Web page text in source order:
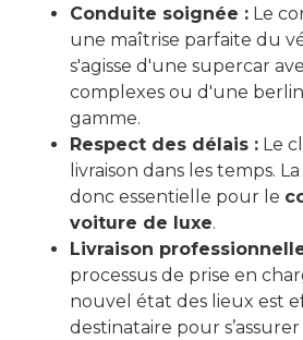
Conduite soignée : Le
une maîtrise parfaite du
s'agisse d'une supercar
complexes ou d'une
gamme.
Respect des délais : Le
livraison dans les temps.
donc essentielle pour le
voiture de luxe.
Livraison
processus de prise en
nouvel état des lieux est
destinataire pour